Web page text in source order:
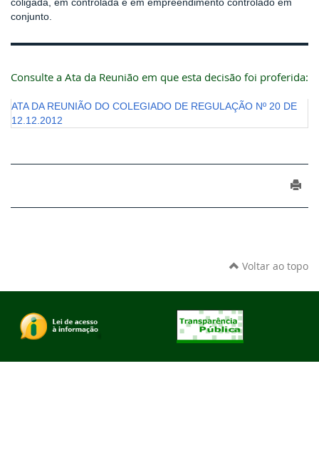
conjunto.
Consulte a Ata da Reunião em que esta decisão foi proferida:
ATA DA REUNIÃO DO COLEGIADO DE REGULAÇÃO Nº 20 DE
12.12.2012
Voltar ao topo